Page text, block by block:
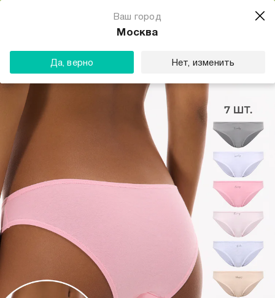
Ваш город
Москва
Да, верно Нет, изменить
Магазин одежды для тебя